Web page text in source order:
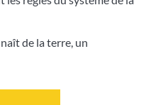
de la terre, un